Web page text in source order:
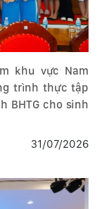
khu vực Nam
trình thực tập
BHTG cho sinh
31/07/2026